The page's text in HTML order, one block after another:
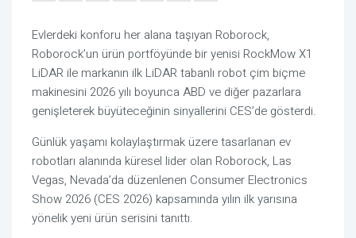
Evlerdeki konforu her alana taşıyan Roborock,
Roborock’un ürün portföyünde bir yenisi RockMow X1
LiDAR ile markanın ilk LiDAR tabanlı robot çim biçme
makinesini 2026 yılı boyunca ABD ve diğer pazarlara
genişleterek büyüteceğinin sinyallerini CES’de gösterdi.
Günlük yaşamı kolaylaştırmak üzere tasarlanan ev
robotları alanında küresel lider olan Roborock, Las
Vegas, Nevada’da düzenlenen Consumer Electronics
Show 2026 (CES 2026) kapsamında yılın ilk yarısına
yönelik yeni ürün serisini tanıttı.